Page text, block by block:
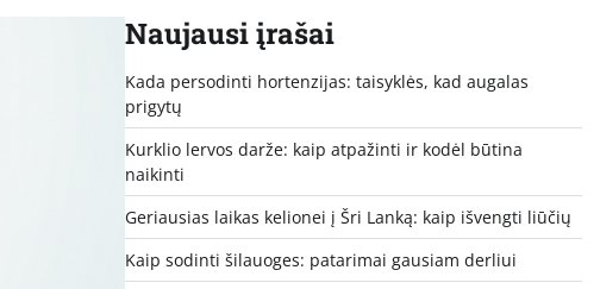
Naujausi įrašai
Kada persodinti hortenzijas: taisyklės, kad augalas
prigytų
Kurklio lervos darže: kaip atpažinti ir kodėl būtina
naikinti
Geriausias laikas kelionei į Šri Lanką: kaip išvengti liūčių
Kaip sodinti šilauoges: patarimai gausiam derliui